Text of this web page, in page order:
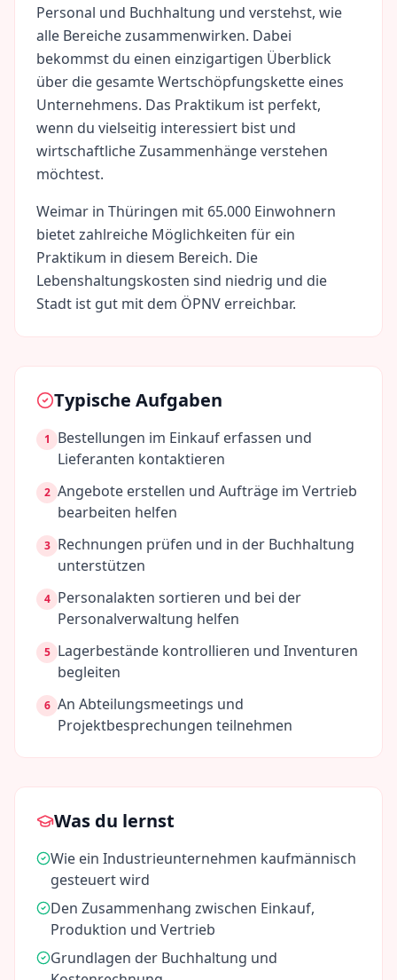
Personal und Buchhaltung und verstehst, wie
alle Bereiche zusammenwirken. Dabei
bekommst du einen einzigartigen Überblick
über die gesamte Wertschöpfungskette eines
Unternehmens. Das Praktikum ist perfekt,
wenn du vielseitig interessiert bist und
wirtschaftliche Zusammenhänge verstehen
möchtest.
Weimar in Thüringen mit 65.000 Einwohnern
bietet zahlreiche Möglichkeiten für ein
Praktikum in diesem Bereich. Die
Lebenshaltungskosten sind niedrig und die
Stadt ist gut mit dem ÖPNV erreichbar.
Typische Aufgaben
1
Bestellungen im Einkauf erfassen und
Lieferanten kontaktieren
2 Angebote erstellen und Aufträge im Vertrieb
bearbeiten helfen
3 Rechnungen prüfen und in der Buchhaltung
unterstützen
4 Personalakten sortieren und bei der
Personalverwaltung helfen
5 Lagerbestände kontrollieren und Inventuren
begleiten
6 An Abteilungsmeetings und
Projektbesprechungen teilnehmen
Was du lernst
Wie ein Industrieunternehmen kaufmännisch
gesteuert wird
Den Zusammenhang zwischen Einkauf,
Produktion und Vertrieb
Grundlagen der Buchhaltung und